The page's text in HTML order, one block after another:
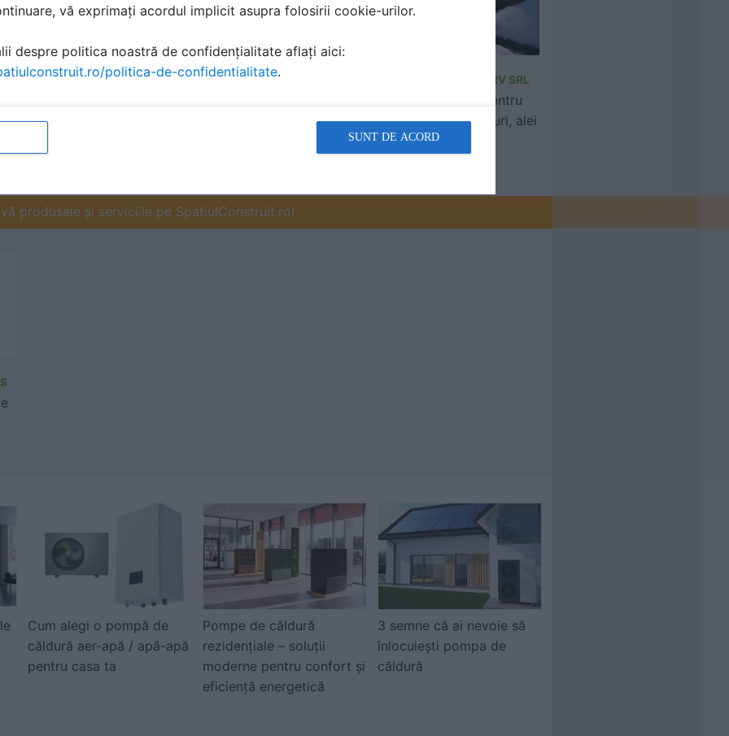
CIPEC PROD COM SERV SRL
infrarosu pentru
CIPEC PROD COM SERV SRL
sisteme electrice de
CIPEC PROD COM SERV SRL
Cabluri electrice pentru
degivrare acoperisuri, alei
exterioare, trepte
produsele și serviciile pe SpatiulConstruit.ro!
Cum alegi o pompă de
căldură aer-apă / apă-apă
pentru casa ta
Pompe de căldură
rezidențiale – soluții
moderne pentru confort și
eficiență energetică
3 semne că ai nevoie să
înlocuiești pompa de
căldură
vă exprimați acordul implicit asupra folosirii cookie-urilor.
despre politica noastră de confidențialitate aflați aici:
politica-de-confidentialitate.
SUNT DE ACORD